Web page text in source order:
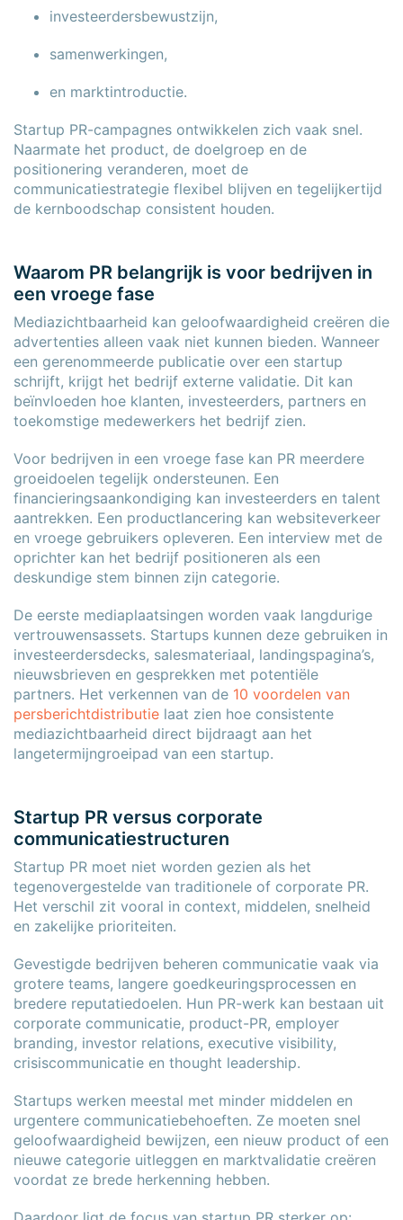
investeerdersbewustzijn,
samenwerkingen,
en marktintroductie.
Startup PR-campagnes ontwikkelen zich vaak snel.
Naarmate het product, de doelgroep en de
positionering veranderen, moet de
communicatiestrategie flexibel blijven en tegelijkertijd
de kernboodschap consistent houden.
Waarom PR belangrijk is voor bedrijven in
een vroege fase
Mediazichtbaarheid kan geloofwaardigheid creëren die
advertenties alleen vaak niet kunnen bieden. Wanneer
een gerenommeerde publicatie over een startup
schrijft, krijgt het bedrijf externe validatie. Dit kan
beïnvloeden hoe klanten, investeerders, partners en
toekomstige medewerkers het bedrijf zien.
Voor bedrijven in een vroege fase kan PR meerdere
groeidoelen tegelijk ondersteunen. Een
financieringsaankondiging kan investeerders en talent
aantrekken. Een productlancering kan websiteverkeer
en vroege gebruikers opleveren. Een interview met de
oprichter kan het bedrijf positioneren als een
deskundige stem binnen zijn categorie.
De eerste mediaplaatsingen worden vaak langdurige
vertrouwensassets. Startups kunnen deze gebruiken in
investeerdersdecks, salesmateriaal, landingspagina’s,
nieuwsbrieven en gesprekken met potentiële
partners. Het verkennen van de 10 voordelen van
persberichtdistributie laat zien hoe consistente
mediazichtbaarheid direct bijdraagt aan het
langetermijngroeipad van een startup.
Startup PR versus corporate
communicatiestructuren
Startup PR moet niet worden gezien als het
tegenovergestelde van traditionele of corporate PR.
Het verschil zit vooral in context, middelen, snelheid
en zakelijke prioriteiten.
Gevestigde bedrijven beheren communicatie vaak via
grotere teams, langere goedkeuringsprocessen en
bredere reputatiedoelen. Hun PR-werk kan bestaan uit
corporate communicatie, product-PR, employer
branding, investor relations, executive visibility,
crisiscommunicatie en thought leadership.
Startups werken meestal met minder middelen en
urgentere communicatiebehoeften. Ze moeten snel
geloofwaardigheid bewijzen, een nieuw product of een
nieuwe categorie uitleggen en marktvalidatie creëren
voordat ze brede herkenning hebben.